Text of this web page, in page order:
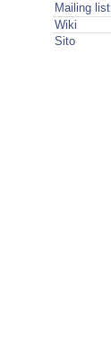
Mailing list
Wiki
Sito